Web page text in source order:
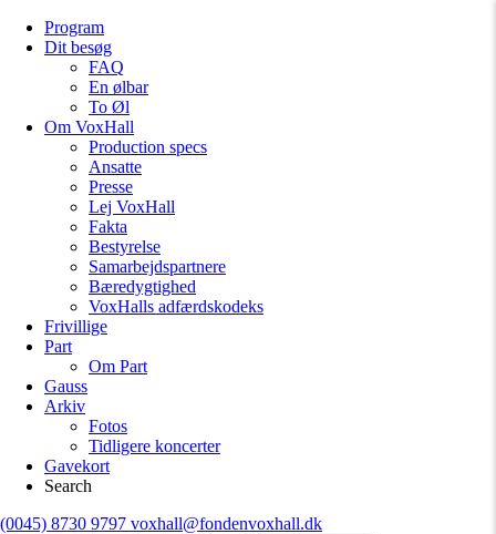
Program
Dit besøg
FAQ
En ølbar
To Øl
Om VoxHall
Production specs
Ansatte
Presse
Lej VoxHall
Fakta
Bestyrelse
Samarbejdspartnere
Bæredygtighed
VoxHalls adfærdskodeks
Frivillige
Part
Om Part
Gauss
Arkiv
Fotos
Tidligere koncerter
Gavekort
Search
(0045) 8730 9797 voxhall@fondenvoxhall.dk